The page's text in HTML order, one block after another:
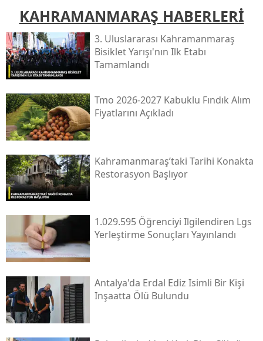
KAHRAMANMARAŞ HABERLERİ
3. Uluslararası Kahramanmaraş
Bisiklet Yarışı'nın Ilk Etabı
Tamamlandı
Tmo 2026-2027 Kabuklu Fındık Alım
Fiyatlarını Açıkladı
Kahramanmaraş’taki Tarihi Konakta
Restorasyon Başlıyor
1.029.595 Öğrenciyi Ilgilendiren Lgs
Yerleştirme Sonuçları Yayınlandı
Antalya'da Erdal Ediz Isimli Bir Kişi
Inşaatta Ölü Bulundu